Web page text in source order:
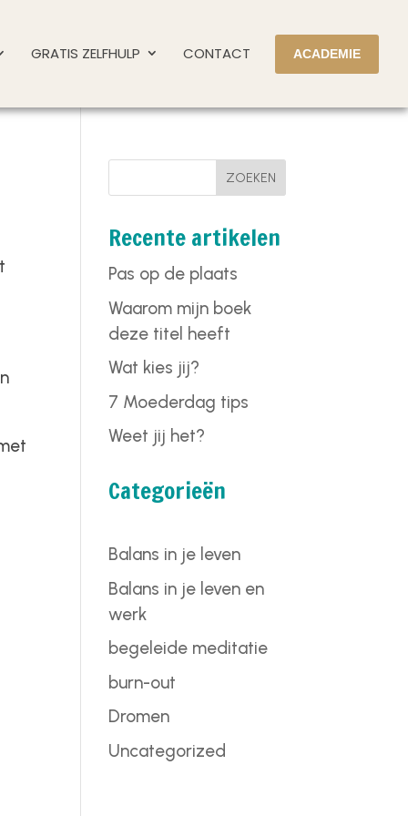
GRATIS ZELFHULP CONTACT ACADEMIE
ZOEKEN
Recente artikelen
Pas op de plaats
Waarom mijn boek
deze titel heeft
Wat kies jij?
7 Moederdag tips
Weet jij het?
Categorieën
Balans in je leven
Balans in je leven en
werk
begeleide meditatie
burn-out
Dromen
Uncategorized